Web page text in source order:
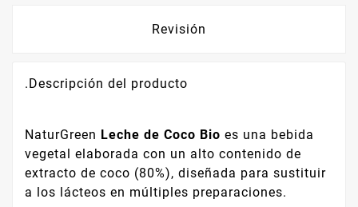
Revisión
.Descripción del producto
NaturGreen Leche de Coco Bio es una bebida
vegetal elaborada con un alto contenido de
extracto de coco (80%), diseñada para sustituir
a los lácteos en múltiples preparaciones.